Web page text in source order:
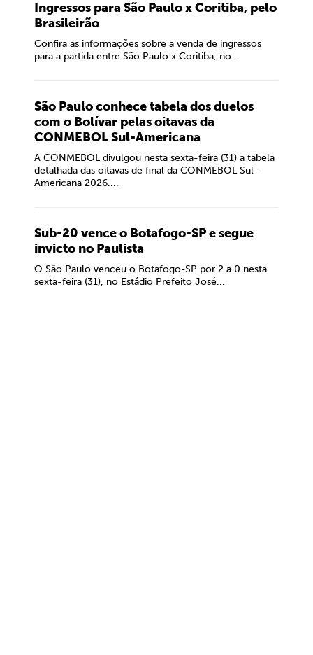
Ingressos para São Paulo x Coritiba, pelo
Brasileirão
Confira as informações sobre a venda de ingressos
para a partida entre São Paulo x Coritiba, no...
São Paulo conhece tabela dos duelos
com o Bolívar pelas oitavas da
CONMEBOL Sul-Americana
A CONMEBOL divulgou nesta sexta-feira (31) a tabela
detalhada das oitavas de final da CONMEBOL Sul-
Americana 2026....
Sub-20 vence o Botafogo-SP e segue
invicto no Paulista
O São Paulo venceu o Botafogo-SP por 2 a 0 nesta
sexta-feira (31), no Estádio Prefeito José...